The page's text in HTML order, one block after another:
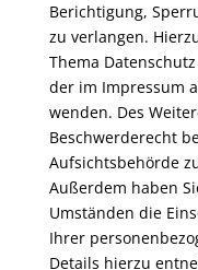
Berichtigung,
zu verlangen.
Thema
der im Impressum
wenden. Des
Beschwerderecht
Aufsichtsbehörde
Außerdem haben
Umständen die
Ihrer
Details hierzu